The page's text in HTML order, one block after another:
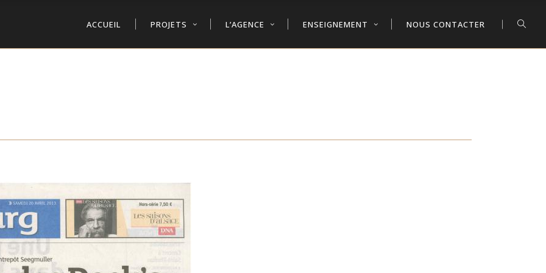
ACCUEIL PROJETS L’AGENCE ENSEIGNEMENT NOUS CONTACTER